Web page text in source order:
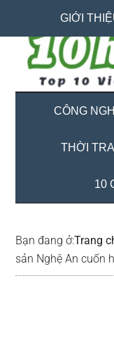
content
secondary
menu
primary
sidebar
GIỚI
CÔNG
THỜI
10
Bạn đang ở:Trang
sản Nghệ An cuốn